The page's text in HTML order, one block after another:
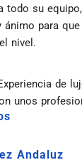
todo su
ánimo para
nivel.
de
unos
Andaluz